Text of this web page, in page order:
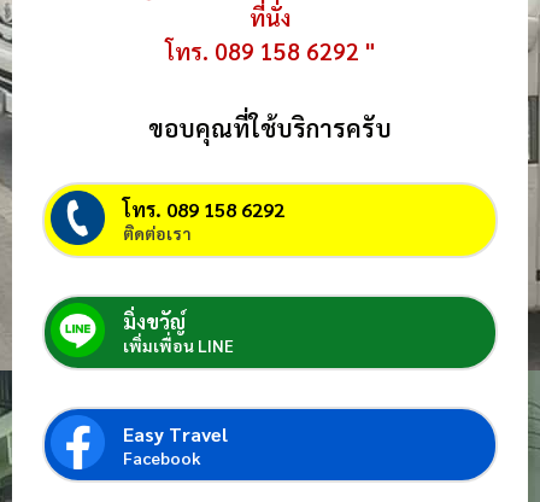
ที่นั่ง
โทร. 089 158 6292 "
ขอบคุณที่ใช้บริการครับ
โทร. 089 158 6292
ติดต่อเรา
มิ่งขวัญ์
เพิ่มเพื่อน LINE
Easy Travel
Facebook